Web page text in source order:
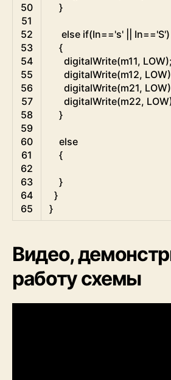
50
51
52
53
54
55
56
57
58
59
60
61
62
63
64
65
}
else if(In=='s' In=='S')
{
digitalWrite(m11, LOW);
digitalWrite(m12, LOW)
digitalWrite(m21, LOW)
digitalWrite(m22, LOW
}
else
{
}
}
}
Видео,
работу схемы